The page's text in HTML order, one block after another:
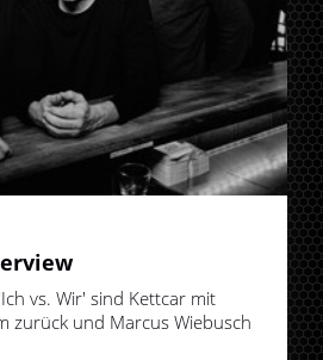
vs. Wir' sind Kettcar mit
zurück und Marcus Wiebusch